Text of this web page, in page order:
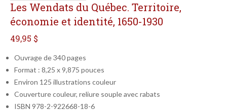
Les Wendats du Québec. Territoire,
économie et identité, 1650-1930
49,95 $
Ouvrage de 340 pages
Format : 8,25 x 9,875 pouces
Environ 125 illustrations couleur
Couverture couleur, reliure souple avec rabats
ISBN 978-2-922668-18-6